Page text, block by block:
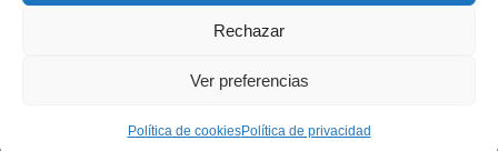
Rechazar
Ver preferencias
Política de cookiesPolítica de privacidad